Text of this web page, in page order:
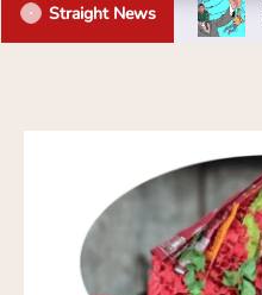
Straight News